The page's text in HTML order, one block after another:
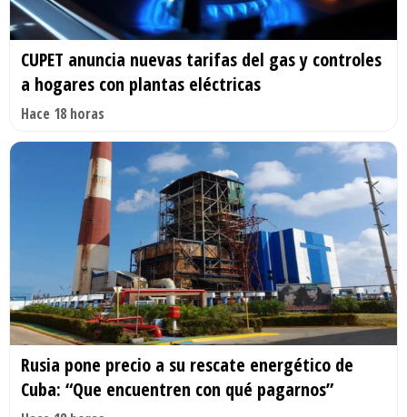
CUPET anuncia nuevas tarifas del gas y controles
a hogares con plantas eléctricas
Hace 18 horas
Rusia pone precio a su rescate energético de
Cuba: “Que encuentren con qué pagarnos”